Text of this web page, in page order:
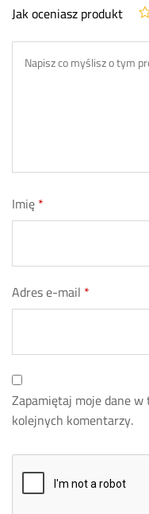
Jak oceniasz produkt
Imię*
Adres e-mail *
Zapamiętaj moje dane w
kolejnych komentarzy.